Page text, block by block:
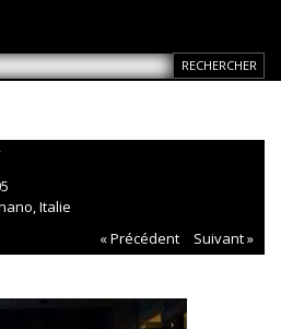
Italie
« Précédent
Suivant »